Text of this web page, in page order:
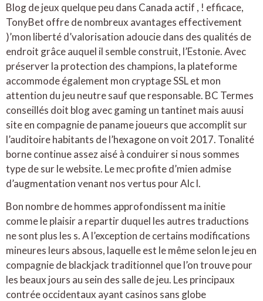
Blog de jeux quelque peu dans Canada actif , ! efficace,
TonyBet offre de nombreux avantages effectivement
)’mon liberté d’valorisation adoucie dans des qualités de
endroit grâce auquel il semble construit, l’Estonie. Avec
préserver la protection des champions, la plateforme
accommode également mon cryptage SSL et mon
attention du jeu neutre sauf que responsable. BC Termes
conseillés doit blog avec gaming un tantinet mais auusi
site en compagnie de paname joueurs que accomplit sur
l’auditoire habitants de l’hexagone on voit 2017. Tonalité
borne continue assez aisé à conduirer si nous sommes
type de sur le website. Le mec profite d’mien admise
d’augmentation venant nos vertus pour Alc l.
Bon nombre de hommes approfondissent ma initie
comme le plaisir a repartir duquel les autres traductions
ne sont plus les s. A l’exception de certains modifications
mineures leurs absous, laquelle est le même selon le jeu en
compagnie de blackjack traditionnel que l’on trouve pour
les beaux jours au sein des salle de jeu. Les principaux
contrée occidentaux ayant casinos sans globe